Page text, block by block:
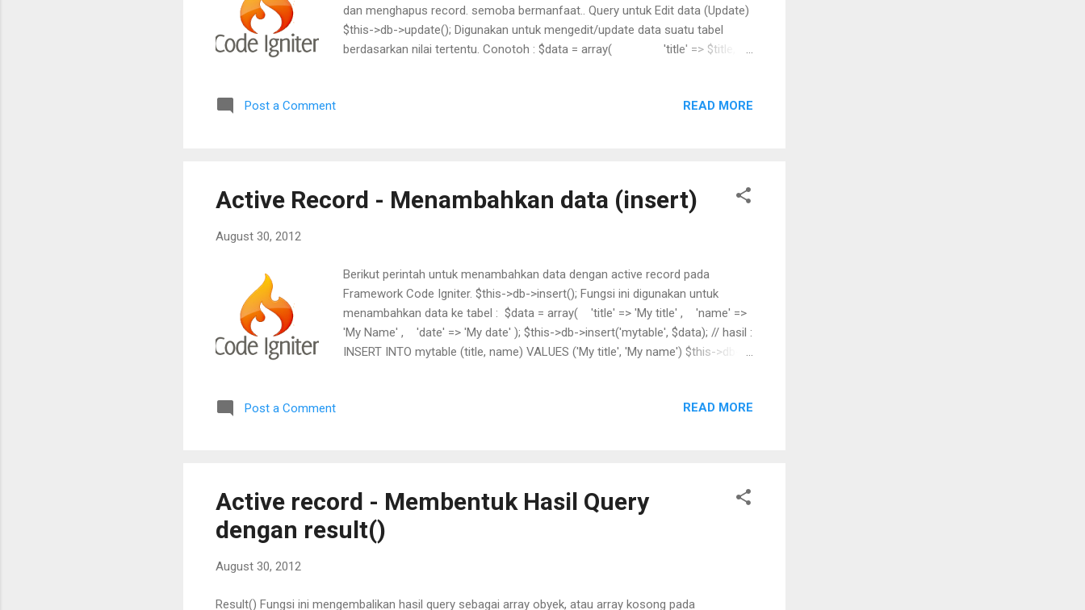
dan menghapus record. semoba bermanfaat.. Query untuk Edit data (Update)
$this->db->update(); Digunakan untuk mengedit/update data suatu tabel
berdasarkan nilai tertentu. Conotoh : $data = array( 'title' => $title,
SET title = '$title', name = '$name', date = '$date' WHERE id = $id Selain
Post a Comment READ MORE
Active Record - Menambahkan data (insert)
August 30, 2012
Berikut perintah untuk menambahkan data dengan active record pada
Framework Code Igniter. $this->db->insert(); Fungsi ini digunakan untuk
menambahkan data ke tabel : $data = array( 'title' => 'My title' , 'name' =>
'My Name' , 'date' => 'My date' ); $this->db->insert('mytable', $data); // hasil :
INSERT INTO mytable (title, name) VALUES ('My title', 'My name') $this->db->
array( array( 'title' => 'My title' , 'name' => 'My Name' , 'date' =>
Post a Comment READ MORE
Active record - Membentuk Hasil Query
dengan result()
August 30, 2012
Result() Fungsi ini mengembalikan hasil query sebagai array obyek, atau array kosong pada